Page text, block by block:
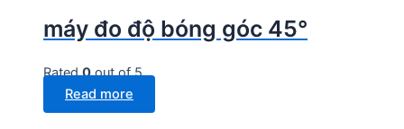
máy đo độ bóng góc 45°
Rated0out of 5
Read more